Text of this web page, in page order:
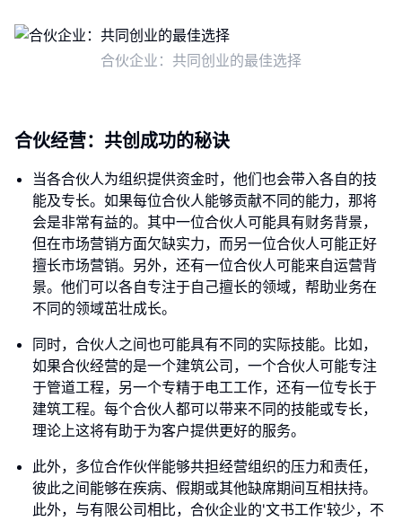
合伙企业：共同创业的最佳选择
合伙经营：共创成功的秘诀
当各合伙人为组织提供资金时，他们也会带入各自的技
能及专长。如果每位合伙人能够贡献不同的能力，那将
会是非常有益的。其中一位合伙人可能具有财务背景，
但在市场营销方面欠缺实力，而另一位合伙人可能正好
擅长市场营销。另外，还有一位合伙人可能来自运营背
景。他们可以各自专注于自己擅长的领域，帮助业务在
不同的领域茁壮成长。
同时，合伙人之间也可能具有不同的实际技能。比如，
如果合伙经营的是一个建筑公司，一个合伙人可能专注
于管道工程，另一个专精于电工工作，还有一位专长于
建筑工程。每个合伙人都可以带来不同的技能或专长，
理论上这将有助于为客户提供更好的服务。
此外，多位合作伙伴能够共担经营组织的压力和责任，
彼此之间能够在疾病、假期或其他缺席期间互相扶持。
此外，与有限公司相比，合伙企业的'文书工作'较少，不